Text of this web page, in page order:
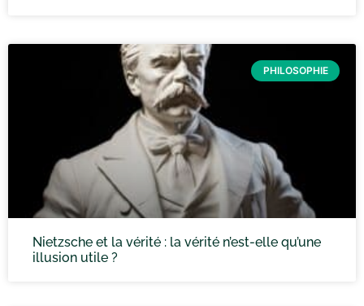
PHILOSOPHIE
Nietzsche et la vérité : la vérité n’est-elle qu’une
illusion utile ?